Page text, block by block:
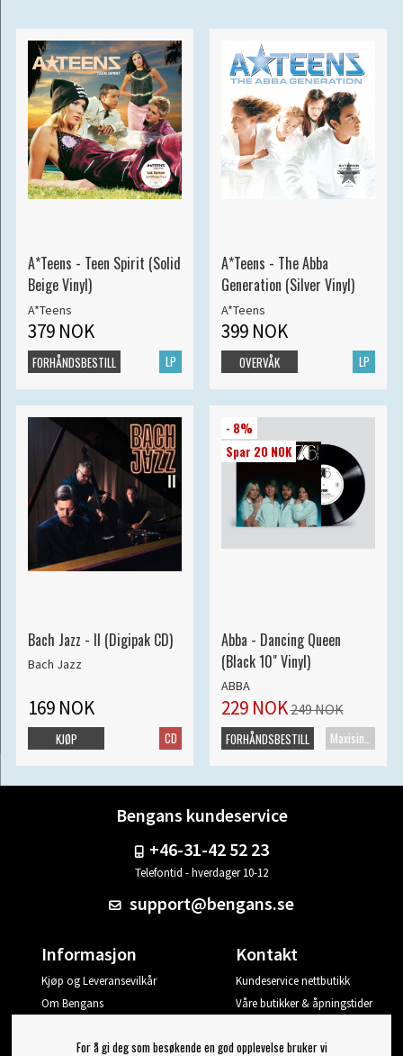
A*Teens - Teen Spirit (Solid
Beige Vinyl)
A*Teens
379 NOK
LP
FORHÅNDSBESTILL
A*Teens - The Abba
Generation (Silver Vinyl)
A*Teens
399 NOK
LP
OVERVÅK
Bach Jazz - II (Digipak CD)
Bach Jazz
169 NOK
CD
KJØP
- 8%
Spar 20 NOK
Abba - Dancing Queen
(Black 10" Vinyl)
ABBA
229 NOK249 NOK
FORHÅNDSBESTILL
Bengans kundeservice
+46-31-42 52 23
Telefontid - hverdager 10-12
support@bengans.se
Informasjon
Kjøp og Leveransevilkår
Om Bengans
Kontakt
Kundeservice nettbutikk
Våre butikker & åpningstider
Logg ut
For å gi deg som besøkende en god opplevelse bruker vi